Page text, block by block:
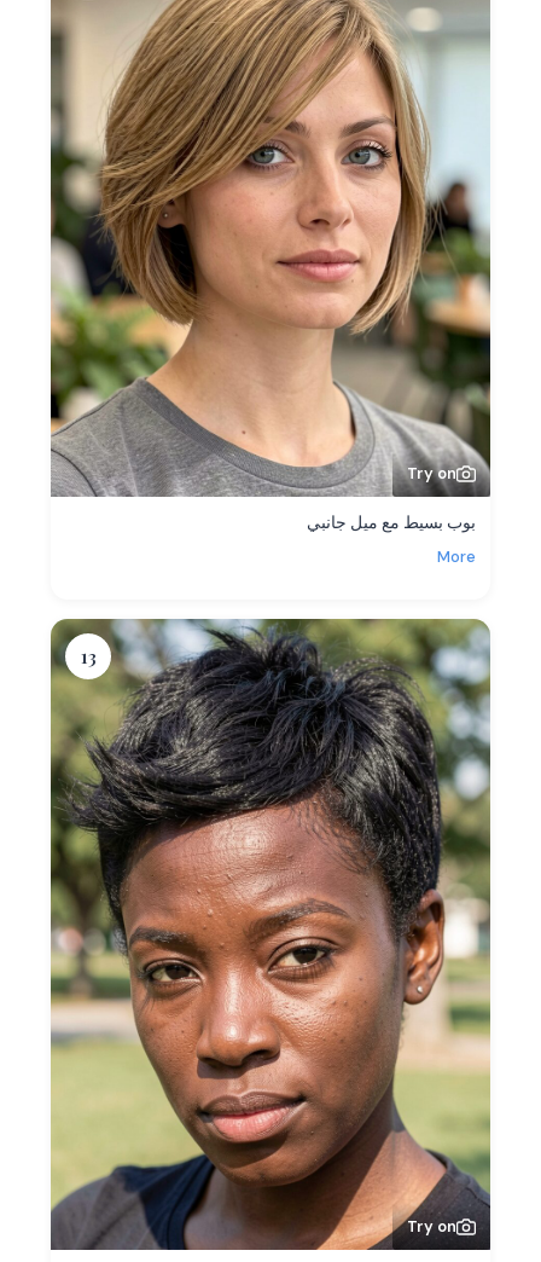
Try on
بوب بسيط مع ميل جانبي
More
13
Try on